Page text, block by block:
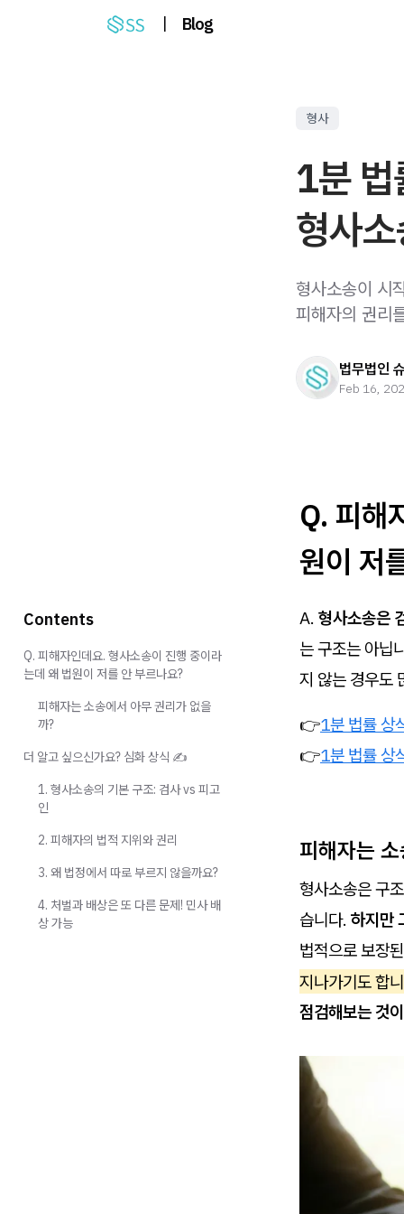
| Blog
형사
1분
형사
형사소송이 시
피해자의 권리
법무법인
Feb 16,
Q. 피해
원이 저
A. 형사소송은
는 구조는 아닙
지 않는 경우도
👉1분 법률 상
👉1분 법률 상
피해자는
형사소송은 구
습니다. 하지만
법적으로 보장
지나가기도 합
점검해보는 것
Contents
Q. 피해자인데요. 형사소송이 진행 중이라
는데 왜 법원이 저를 안 부르나요?
피해자는 소송에서 아무 권리가 없을
까?
더 알고 싶으신가요? 심화 상식 ✍️
1. 형사소송의 기본 구조: 검사 vs 피고
인
2. 피해자의 법적 지위와 권리
3. 왜 법정에서 따로 부르지 않을까요?
4. 처벌과 배상은 또 다른 문제! 민사 배
상 가능